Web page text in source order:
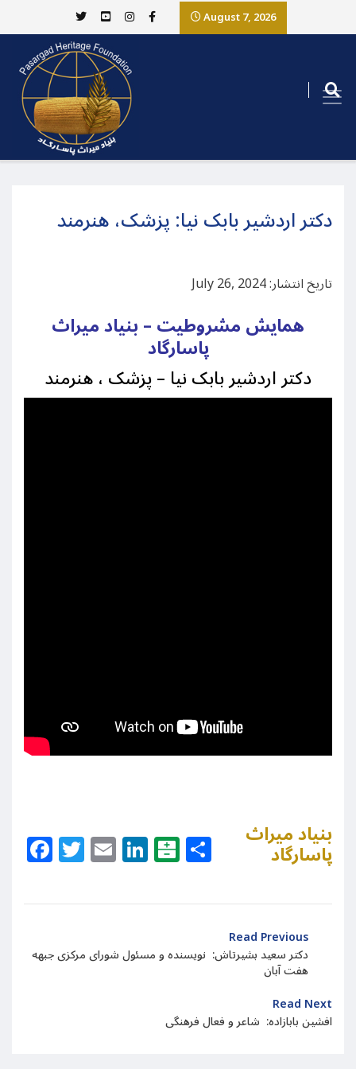
August 7, 2026
دکتر اردشیر بابک نیا: پزشک، هنرمند
تاریخ انتشار: July 26, 2024
همایش مشروطیت – بنیاد میراث
پاسارگاد
دکتر اردشیر بابک نیا – پزشک ، هنرمند
Facebook
Twitter
EmailLinkedIn
Balatarin
Share
بنیاد میراث
پاسارگاد
Read Previous
دکتر سعید بشیرتاش: نویسنده و مسئول شورای مرکزی جبهه
هفت آبان
Read Next
افشین بابازاده:‌ شاعر و فعال فرهنگی